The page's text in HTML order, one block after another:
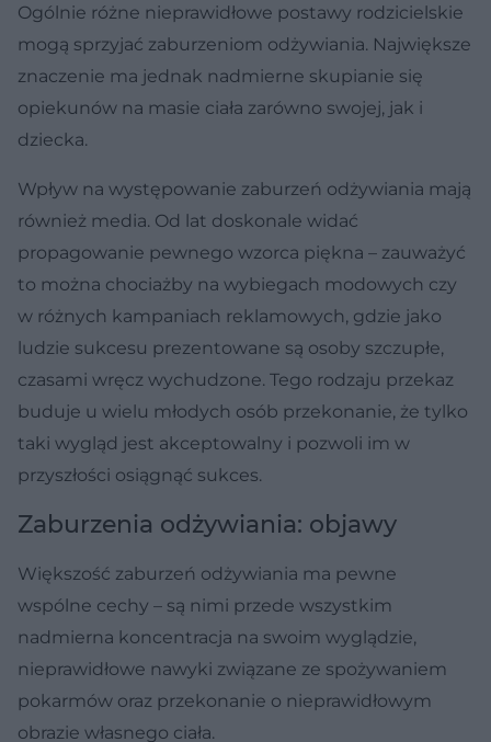
Ogólnie różne nieprawidłowe postawy rodzicielskie
mogą sprzyjać zaburzeniom odżywiania. Największe
znaczenie ma jednak nadmierne skupianie się
opiekunów na masie ciała zarówno swojej, jak i
dziecka.
Wpływ na występowanie zaburzeń odżywiania mają
również media. Od lat doskonale widać
propagowanie pewnego wzorca piękna – zauważyć
to można chociażby na wybiegach modowych czy
w różnych kampaniach reklamowych, gdzie jako
ludzie sukcesu prezentowane są osoby szczupłe,
czasami wręcz wychudzone. Tego rodzaju przekaz
buduje u wielu młodych osób przekonanie, że tylko
taki wygląd jest akceptowalny i pozwoli im w
przyszłości osiągnąć sukces.
Zaburzenia odżywiania: objawy
Większość zaburzeń odżywiania ma pewne
wspólne cechy – są nimi przede wszystkim
nadmierna koncentracja na swoim wyglądzie,
nieprawidłowe nawyki związane ze spożywaniem
pokarmów oraz przekonanie o nieprawidłowym
obrazie własnego ciała.